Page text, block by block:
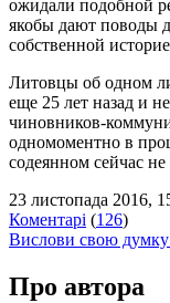
ожидали подобной
якобы дают поводы
собственной
Литовцы об одном
еще 25 лет назад и
чиновников-
одномоментно в
содеянном сейчас
23 листопада 2016,
Коментарі (126)
Вислови свою
Про автора